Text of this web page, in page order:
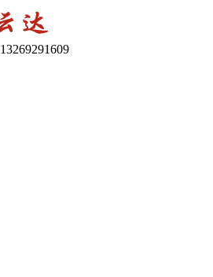
13269291609